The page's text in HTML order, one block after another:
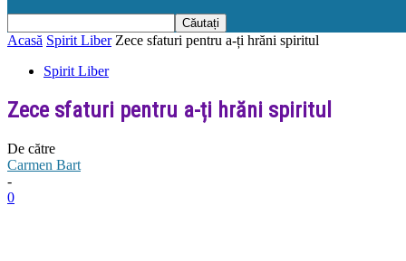
Acasă Spirit Liber Zece sfaturi pentru a-ți hrăni spiritul
Spirit Liber
Zece sfaturi pentru a-ți hrăni spiritul
De către
Carmen Bart
-
0